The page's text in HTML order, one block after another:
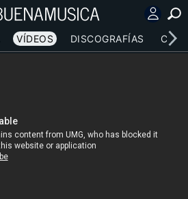
VÍDEOS DISCOGRAFÍAS